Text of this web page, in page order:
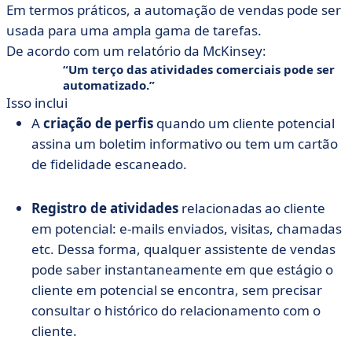
Em termos práticos, a automação de vendas pode ser
usada para uma ampla gama de tarefas.
De acordo com um relatório da McKinsey:
Um terço das atividades comerciais pode ser
automatizado.
Isso inclui
Acriação de perfis quando um cliente potencial
assina um boletim informativo ou tem um cartão
de fidelidade escaneado.
Registro de atividades relacionadas ao cliente
em potencial: e-mails enviados, visitas, chamadas
etc. Dessa forma, qualquer assistente de vendas
pode saber instantaneamente em que estágio o
cliente em potencial se encontra, sem precisar
consultar o histórico do relacionamento com o
cliente.